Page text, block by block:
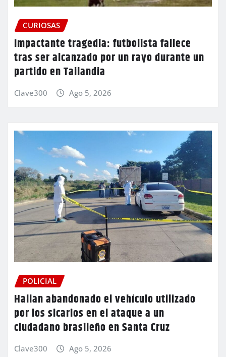
CURIOSAS
Impactante tragedia: futbolista fallece
tras ser alcanzado por un rayo durante un
partido en Tailandia
Clave300 Ago 5, 2026
POLICIAL
Hallan abandonado el vehículo utilizado
por los sicarios en el ataque a un
ciudadano brasileño en Santa Cruz
Clave300 Ago 5, 2026